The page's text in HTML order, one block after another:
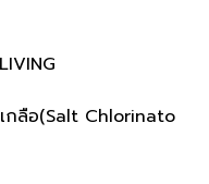
เกลือ(Salt Chlorinato